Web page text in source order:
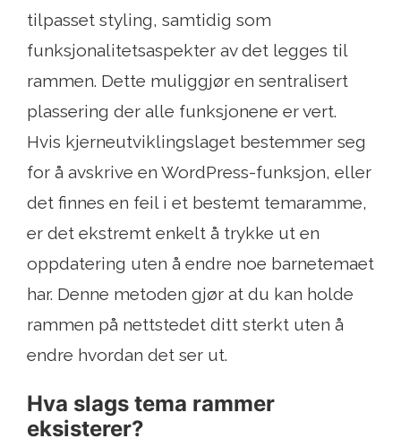
tilpasset styling, samtidig som
funksjonalitetsaspekter av det legges til
rammen. Dette muliggjør en sentralisert
plassering der alle funksjonene er vert.
Hvis kjerneutviklingslaget bestemmer seg
for å avskrive en WordPress-funksjon, eller
det finnes en feil i et bestemt temaramme,
er det ekstremt enkelt å trykke ut en
oppdatering uten å endre noe barnetemaet
har. Denne metoden gjør at du kan holde
rammen på nettstedet ditt sterkt uten å
endre hvordan det ser ut.
Hva slags tema rammer
eksisterer?